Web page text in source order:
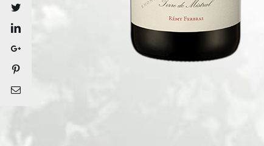
Twitter
LinkedIn
Google+
Email